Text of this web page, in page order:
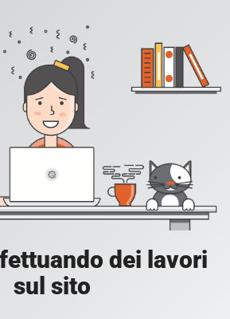
dei lavori
sul sito